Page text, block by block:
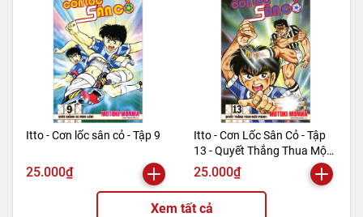
Itto - Cơn lốc sân cỏ - Tập 9
25.000₫
Itto - Cơn Lốc Sân Cỏ - Tập
13 - Quyết Thắng Thua Một
Phen!! (Tái Bản 2024)
25.000₫
Xem tất cả